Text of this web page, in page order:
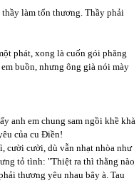
làm tổn thương. Thầy phải
phát, xong là cuốn gói phăng
buồn, nhưng ông già nói mày
anh em chung sam ngồi khề khà
của cu Điền!
cười cười, dù vẫn nhạt nhòa như
tỏ tình: "Thiệt ra thì thằng nào
thương yêu nhau bây à. Tau